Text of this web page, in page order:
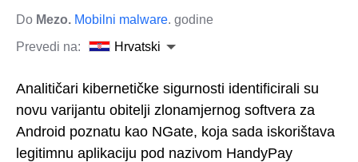
Do Mezo. Mobilni malware. godine
Prevedi na:
Hrvatski
Analitičari kibernetičke sigurnosti identificirali su
novu varijantu obitelji zlonamjernog softvera za
Android poznatu kao NGate, koja sada iskorištava
legitimnu aplikaciju pod nazivom HandyPay